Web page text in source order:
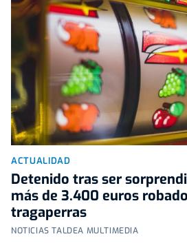
ACTUALIDAD
Detenido tras ser
más de 3.400 euros
tragaperras
NOTICIAS TALDEA MULTIMEDIA